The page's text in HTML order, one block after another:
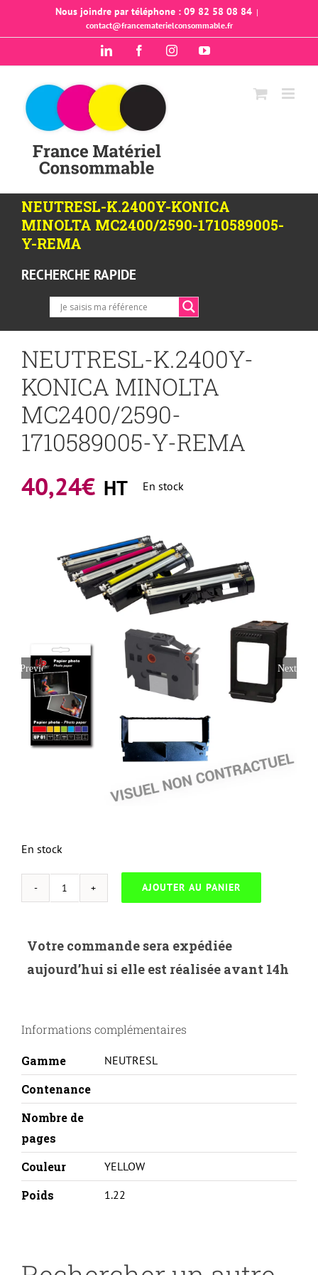
Nous joindre par téléphone : 09 82 58 08 84 |
contact@francematerielconsommable.fr
LinkedIn FacebookInstagramYouTube
NEUTRESL-K.2400Y-KONICA
MINOLTA MC2400/2590-1710589005-
Y-REMA
RECHERCHE RAPIDE
NEUTRESL-K.2400Y-
KONICA MINOLTA
MC2400/2590-
1710589005-Y-REMA
40,24€ HT En stock
Previous Next
En stock
quantité
K.2400Y-
KONICA
1710589005-
REMA
AJOUTER AU PANIER
Votre commande sera expédiée
aujourd’hui si elle est réalisée avant 14h
Informations complémentaires
Gamme NEUTRESL
Contenance
Nombre de
pages
Couleur
YELLOW
Poids 1.22